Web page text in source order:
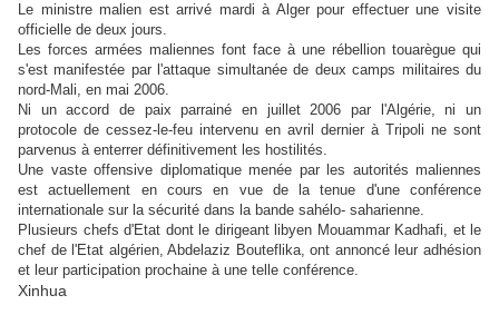
Le ministre malien est arrivé mardi à Alger pour effectuer une visite
officielle de deux jours.
Les forces armées maliennes font face à une rébellion touarègue qui
s'est manifestée par l'attaque simultanée de deux camps militaires du
nord-Mali, en mai 2006.
Ni un accord de paix parrainé en juillet 2006 par l'Algérie, ni un
protocole de cessez-le-feu intervenu en avril dernier à Tripoli ne sont
parvenus à enterrer définitivement les hostilités.
Une vaste offensive diplomatique menée par les autorités maliennes
est actuellement en cours en vue de la tenue d'une conférence
internationale sur la sécurité dans la bande sahélo- saharienne.
Plusieurs chefs d'Etat dont le dirigeant libyen Mouammar Kadhafi, et le
chef de l'Etat algérien, Abdelaziz Bouteflika, ont annoncé leur adhésion
et leur participation prochaine à une telle conférence.
Xinhua